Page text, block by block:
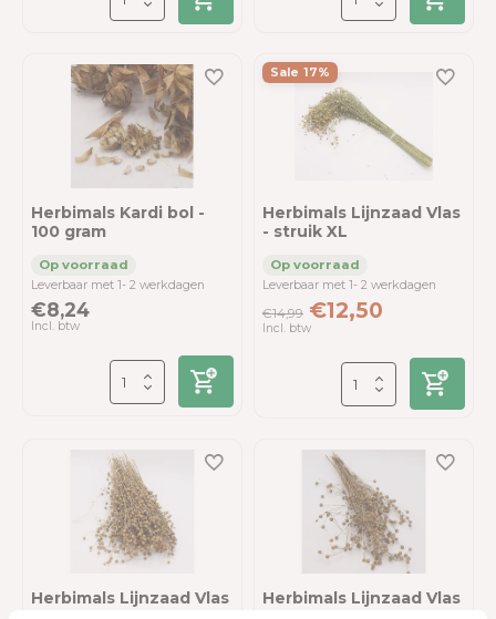
Herbimals Kardi bol -
100 gram
Leverbaar met 1- 2 werkdagen
€8,24
Incl. btw
Sale 17%
Herbimals Lijnzaad Vlas
- struik XL
Leverbaar met 1- 2 werkdagen
€14,99 €12,50
Incl. btw
Herbimals Lijnzaad Vlas
Herbimals Lijnzaad Vlas